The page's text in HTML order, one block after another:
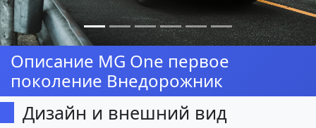
Описание MG One первое
поколение Внедорожник
Дизайн и внешний вид